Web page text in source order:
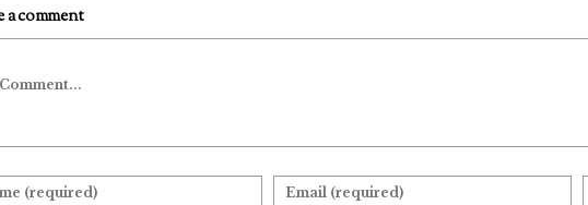
a comment